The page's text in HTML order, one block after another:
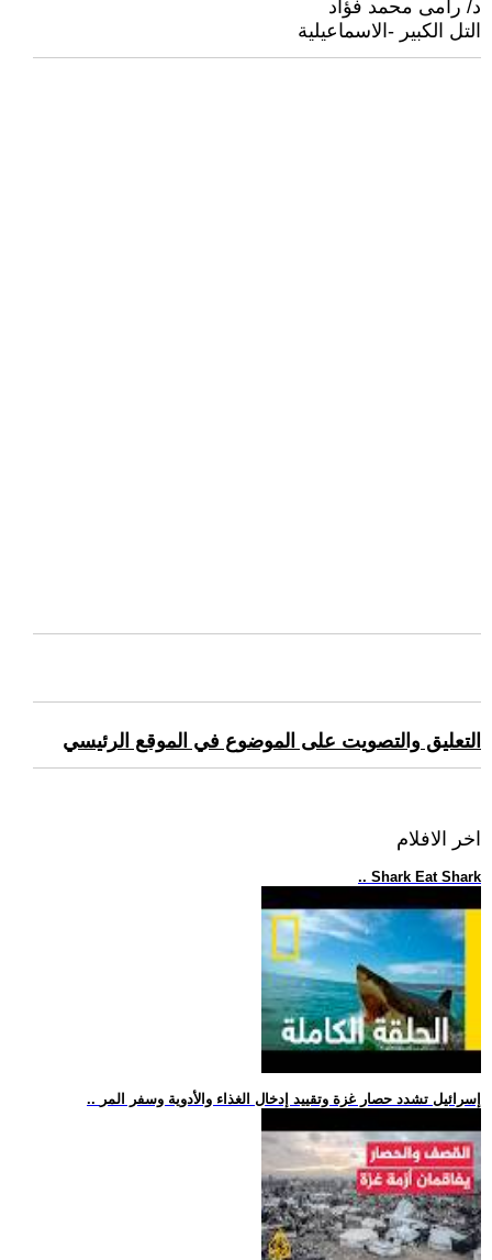
د/ رامى محمد فؤاد
التل الكبير -الاسماعيلية
التعليق والتصويت على الموضوع في الموقع الرئيسي
اخر الافلام
.. Shark Eat Shark
.. إسرائيل تشدد حصار غزة وتقييد إدخال الغذاء والأدوية وسفر المر